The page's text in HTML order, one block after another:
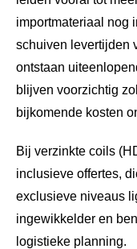
importmateriaal nog
schuiven levertijden
ontstaan
blijven voorzichtig
bijkomende kosten
Bij verzinkte coils
inclusieve offertes,
exclusieve niveaus
ingewikkelder en
logistieke planning.